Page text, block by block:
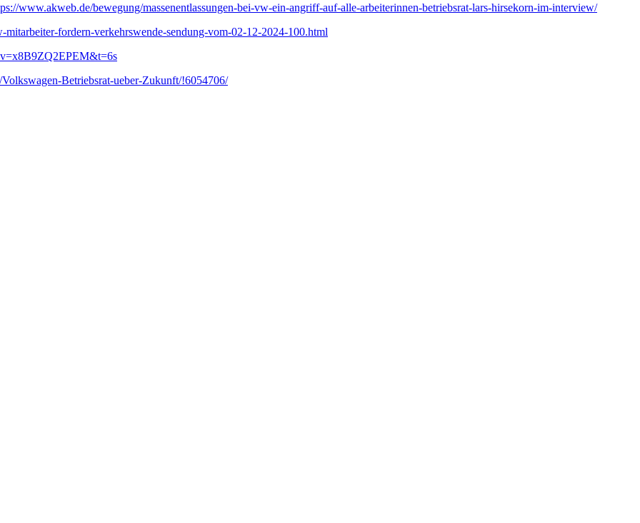
www.akweb.de/bewegung/massenentlassungen-bei-vw-ein-angriff-auf-alle-arbeiterinnen-betriebsrat-lars-hirsekorn-im-interview/
fordern-verkehrswende-sendung-vom-02-12-2024-100.html
Volkswagen-Betriebsrat-ueber-Zukunft/!6054706/